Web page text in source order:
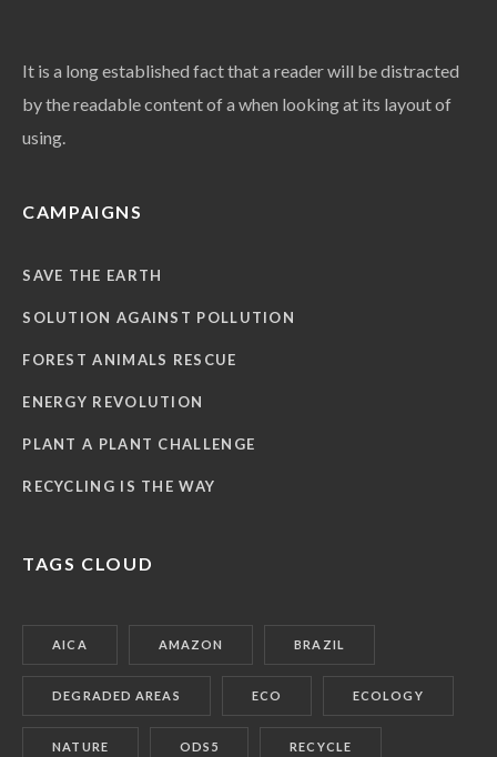
It is a long established fact that a reader will be distracted
by the readable content of a when looking at its layout of
using.
CAMPAIGNS
SAVE THE EARTH
SOLUTION AGAINST POLLUTION
FOREST ANIMALS RESCUE
ENERGY REVOLUTION
PLANT A PLANT CHALLENGE
RECYCLING IS THE WAY
TAGS CLOUD
AICA AMAZON BRAZIL
DEGRADED AREAS ECO ECOLOGY
NATURE ODS5 RECYCLE